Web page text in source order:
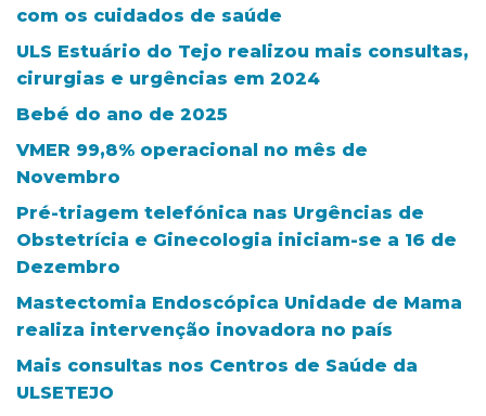
com os cuidados de saúde
ULS Estuário do Tejo realizou mais consultas,
cirurgias e urgências em 2024
Bebé do ano de 2025
VMER 99,8% operacional no mês de
Novembro
Pré-triagem telefónica nas Urgências de
Obstetrícia e Ginecologia iniciam-se a 16 de
Dezembro
Mastectomia Endoscópica Unidade de Mama
realiza intervenção inovadora no país
Mais consultas nos Centros de Saúde da
ULSETEJO